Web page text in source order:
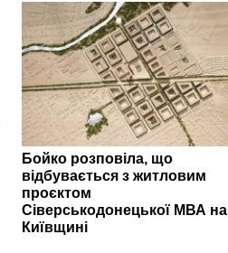
Бойко розповіла, що
відбувається з житловим
проєктом
Сіверськодонецької МВА на
Київщині